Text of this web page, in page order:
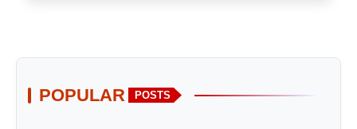
POPULAR POSTS